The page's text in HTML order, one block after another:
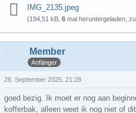
IMG_2135.jpeg
(194,51 kB, 6 mal heruntergeladen,
Member
Anfänger
28. September 2025, 21:28
goed bezig. Ik moet er nog aan
kofferbak, alleen weet ik nog niet of